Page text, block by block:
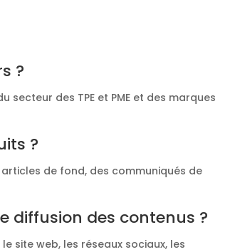
?
des TPE et PME et des marques
?
de fond, des communiqués de
diffusion des contenus ?
site web, les réseaux sociaux, les